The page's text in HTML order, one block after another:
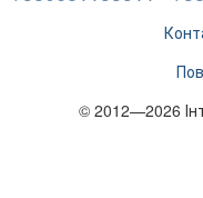
© 2012—2026